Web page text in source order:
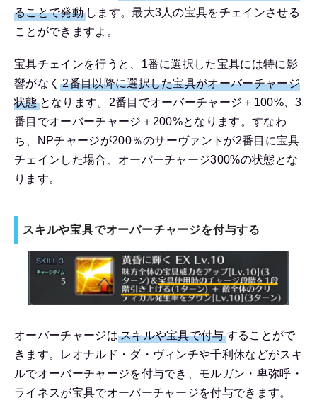
ることで発動します。最大3人の宝具をチェインさせる
ことができますよ。
宝具チェインを行うと、1番に選択した宝具には特に影
響がなく2番目以降に選択した宝具がオーバーチャージ
状態となります。2番目でオーバーチャージ＋100%、3
番目でオーバーチャージ＋200%となります。すなわ
ち、NPチャージが200％のサーヴァントが2番目に宝具
チェインした場合、オーバーチャージ300%の状態とな
ります。
スキルや宝具でオーバーチャージを付与する
オーバーチャージは スキルや宝具で付与することがで
きます。レオナルド・ダ・ヴィンチや千利休などがスキ
ルでオーバーチャージを付与でき、モルガン・卑弥呼・
ライネスが宝具でオーバーチャージを付与できます。